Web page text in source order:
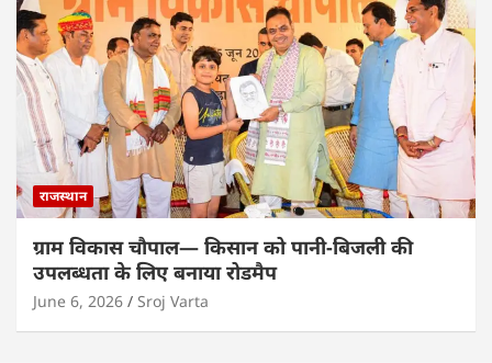
राजस्थान
ग्राम विकास चौपाल— किसान को पानी-बिजली की
उपलब्धता के लिए बनाया रोडमैप
June 6, 2026 Sroj Varta